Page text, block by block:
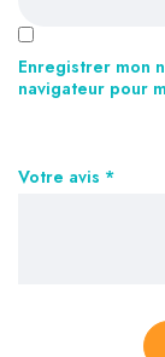
Votre avis *
Enregistrer mon
navigateur pour